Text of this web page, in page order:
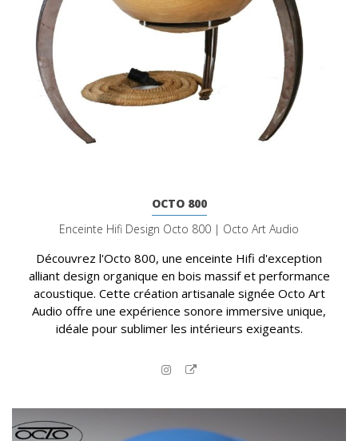
OCTO 800
Enceinte Hifi Design Octo 800 | Octo Art Audio
Découvrez l'Octo 800, une enceinte Hifi d'exception
alliant design organique en bois massif et performance
acoustique. Cette création artisanale signée Octo Art
Audio offre une expérience sonore immersive unique,
idéale pour sublimer les intérieurs exigeants.